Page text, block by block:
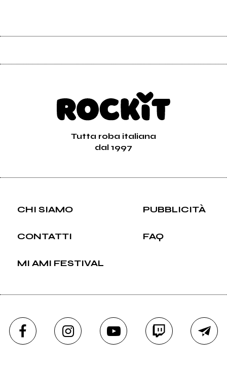
Tutta roba italiana
dal 1997
CHI SIAMO PUBBLICITÀ
CONTATTI FAQ
MI AMI FESTIVAL